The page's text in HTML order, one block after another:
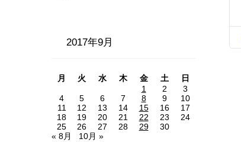
2017年9月
月 火 水 木 金 土
日
1
2
3
4
5 6 7 8 9
10
11
12 13 14 15 16
17
18
19 20 21 22 23
24
25
26 27 28 29
30
« 8月
10月 »